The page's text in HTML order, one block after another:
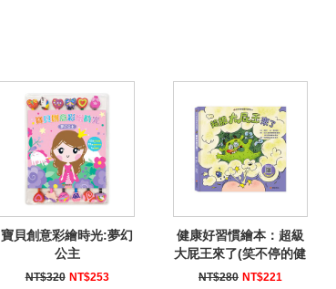
寶貝創意彩繪時光:夢幻
公主
NT$320 NT$253
健康好習慣繪本：超級
大屁王來了(笑不停的健
康好習慣繪本)
NT$280 NT$221